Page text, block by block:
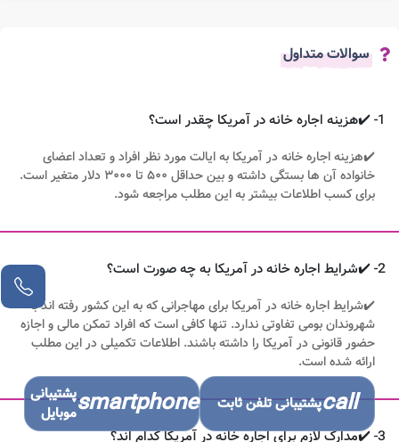
سوالات متداول
1- ✔️هزینه اجاره خانه در آمریکا چقدر است؟
✔️هزینه اجاره خانه در آمریکا به ایالت مورد نظر افراد و تعداد اعضای
خانواده آن ها بستگی داشته و بین حداقل ۵۰۰ تا ۳۰۰۰ دلار متغیر است.
برای کسب اطلاعات بیشتر به این مطلب مراجعه شود.
2- ✔️شرایط اجاره خانه در آمریکا به چه صورت است؟
✔️شرایط اجاره خانه در آمریکا برای مهاجرانی که به این کشور رفته اند با
شهروندان بومی تفاوتی ندارد. تنها کافی است که افراد تمکن مالی و اجازه
حضور قانونی در آمریکا را داشته باشند. اطلاعات تکمیلی در این مطلب
ارائه شده است.
3- ✔️مدارک لازم برای اجاره خانه در آمریکا کدام اند؟
callپشتیبانی تلفن ثابت smartphoneپشتیبانی
موبایل